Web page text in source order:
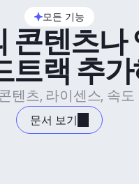
모든 기능
콘텐츠나
트랙 추
텐츠, 라이센스, 속도
문서 보기